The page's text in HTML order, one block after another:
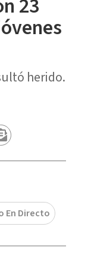
23
herido.
En Directo